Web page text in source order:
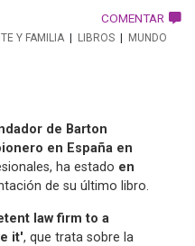
COMENTAR
Y FAMILIA LIBROS
MUNDO
de Barton
en España en
ha estado en
de su último libro.
law firm to a
it', que trata sobre la